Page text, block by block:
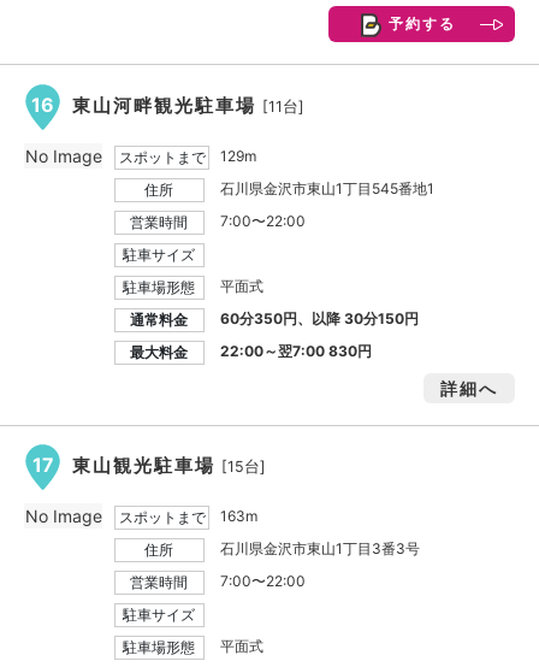
予約する
16 東山河畔観光駐車場 [11台]
スポットまで
129m
住所
石川県金沢市東山1丁目545番地1
営業時間
7:00〜22:00
駐車サイズ
駐車場形態
平面式
通常料金
60分350円、以降 30分150円
最大料金
22:00～翌7:00830円
詳細へ
No Image
17 東山観光駐車場 [15台]
スポットまで
163m
住所
石川県金沢市東山1丁目3番3号
営業時間
7:00〜22:00
駐車サイズ
駐車場形態
平面式
No Image